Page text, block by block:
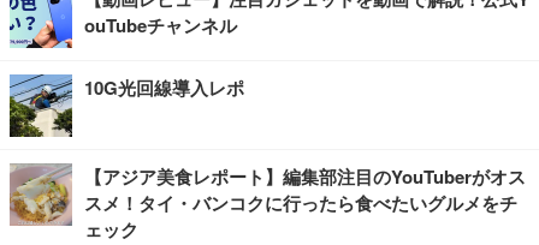
ouTubeチャンネル
10G光回線導入レポ
【アジア美食レポート】編集部注目のYouTuberがオス
スメ！タイ・バンコクに行ったら食べたいグルメをチ
ェック